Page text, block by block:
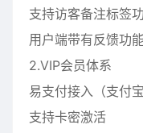
支持访客备注标签
用户端带有反馈功
2.VIP会员体系
易支付接入（支付
支持卡密激活